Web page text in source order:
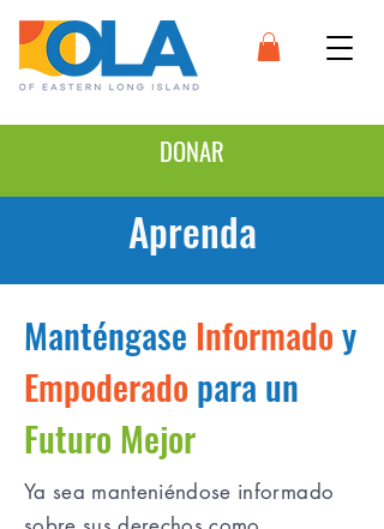
DONAR
Aprenda
Manténgase Informadoy
Empoderado para un
Futuro Mejor
Ya sea manteniéndose informado